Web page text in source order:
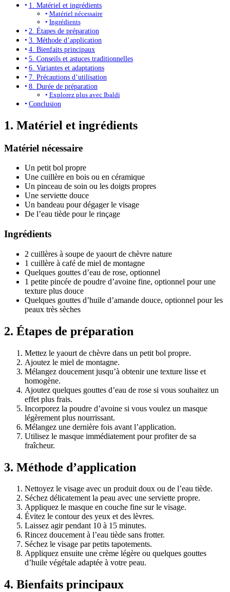
1. Matériel et ingrédients
Matériel nécessaire
Ingrédients
2. Étapes de préparation
3. Méthode d’application
4. Bienfaits principaux
5. Conseils et astuces traditionnelles
6. Variantes et adaptations
7. Précautions d’utilisation
8. Durée de préparation
Explorez plus avec Ibaldi
Conclusion
1. Matériel et ingrédients
Matériel nécessaire
Un petit bol propre
Une cuillère en bois ou en céramique
Un pinceau de soin ou les doigts propres
Une serviette douce
Un bandeau pour dégager le visage
De l’eau tiède pour le rinçage
Ingrédients
2 cuillères à soupe de yaourt de chèvre nature
1 cuillère à café de miel de montagne
Quelques gouttes d’eau de rose, optionnel
1 petite pincée de poudre d’avoine fine, optionnel pour une
texture plus douce
Quelques gouttes d’huile d’amande douce, optionnel pour les
peaux très sèches
2. Étapes de préparation
Mettez le yaourt de chèvre dans un petit bol propre.
Ajoutez le miel de montagne.
Mélangez doucement jusqu’à obtenir une texture lisse et
homogène.
Ajoutez quelques gouttes d’eau de rose si vous souhaitez un
effet plus frais.
Incorporez la poudre d’avoine si vous voulez un masque
légèrement plus nourrissant.
Mélangez une dernière fois avant l’application.
Utilisez le masque immédiatement pour profiter de sa
fraîcheur.
3. Méthode d’application
Nettoyez le visage avec un produit doux ou de l’eau tiède.
Séchez délicatement la peau avec une serviette propre.
Appliquez le masque en couche fine sur le visage.
Évitez le contour des yeux et des lèvres.
Laissez agir pendant 10 à 15 minutes.
Rincez doucement à l’eau tiède sans frotter.
Séchez le visage par petits tapotements.
Appliquez ensuite une crème légère ou quelques gouttes
d’huile végétale adaptée à votre peau.
4. Bienfaits principaux